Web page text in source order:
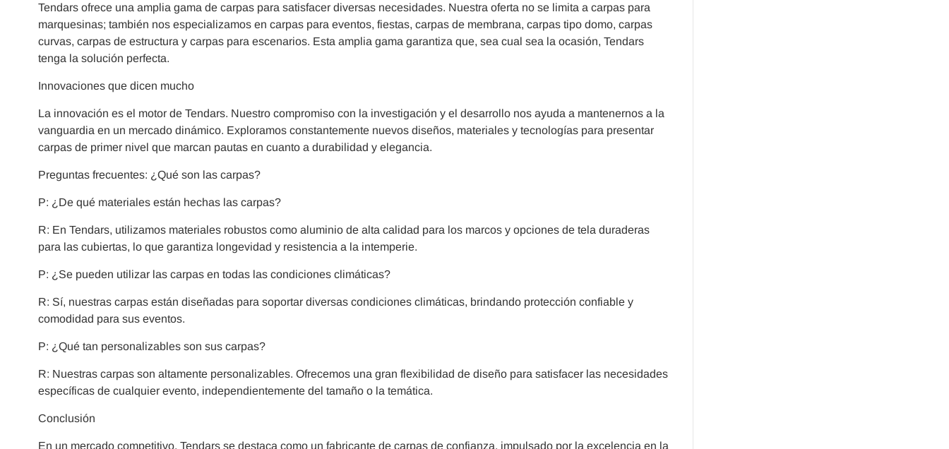
Tendars ofrece una amplia gama de carpas para satisfacer diversas necesidades. Nuestra oferta no se limita a carpas para
marquesinas; también nos especializamos en carpas para eventos, fiestas, carpas de membrana, carpas tipo domo, carpas
curvas, carpas de estructura y carpas para escenarios. Esta amplia gama garantiza que, sea cual sea la ocasión, Tendars
tenga la solución perfecta.
Innovaciones que dicen mucho
La innovación es el motor de Tendars. Nuestro compromiso con la investigación y el desarrollo nos ayuda a mantenernos a la
vanguardia en un mercado dinámico. Exploramos constantemente nuevos diseños, materiales y tecnologías para presentar
carpas de primer nivel que marcan pautas en cuanto a durabilidad y elegancia.
Preguntas frecuentes: ¿Qué son las carpas?
P: ¿De qué materiales están hechas las carpas?
R: En Tendars, utilizamos materiales robustos como aluminio de alta calidad para los marcos y opciones de tela duraderas
para las cubiertas, lo que garantiza longevidad y resistencia a la intemperie.
P: ¿Se pueden utilizar las carpas en todas las condiciones climáticas?
R: Sí, nuestras carpas están diseñadas para soportar diversas condiciones climáticas, brindando protección confiable y
comodidad para sus eventos.
P: ¿Qué tan personalizables son sus carpas?
R: Nuestras carpas son altamente personalizables. Ofrecemos una gran flexibilidad de diseño para satisfacer las necesidades
específicas de cualquier evento, independientemente del tamaño o la temática.
Conclusión
En un mercado competitivo, Tendars se destaca como un fabricante de carpas de confianza, impulsado por la excelencia en la